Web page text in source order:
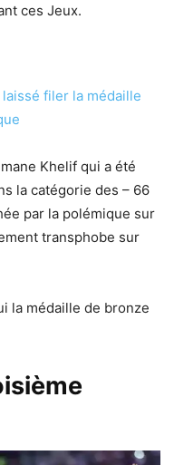
ces Jeux.
filer la médaille
Khelif qui a été
la catégorie des – 66
par la polémique sur
transphobe sur
la médaille de bronze